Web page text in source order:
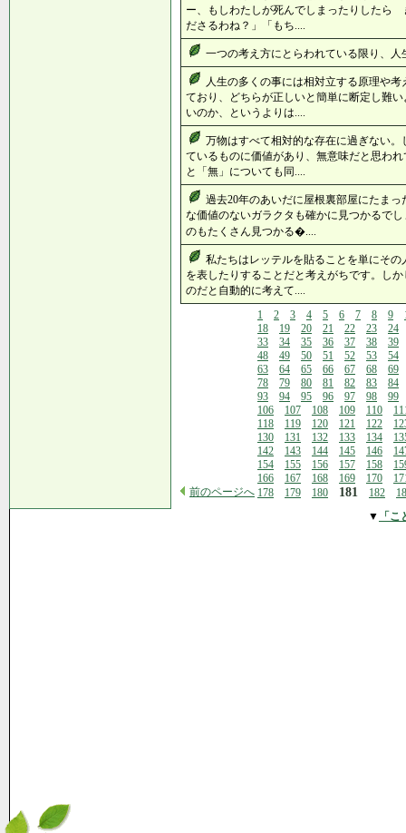
ー、もしわたしが死んでしまったりしたら
ださるわね？」「もち....
一つの考え方にとらわれている限り、
人生の多くの事には相対立する原理や
ており、どちらが正しいと簡単に断定し難
いのか、というよりは....
万物はすべて相対的な存在に過ぎない
ているものに価値があり、無意味だと思わ
と「無」についても同....
過去20年のあいだに屋根裏部屋にたま
な価値のないガラクタも確かに見つかるで
のもたくさん見つかる�....
私たちはレッテルを貼ることを単にそ
を表したりすることだと考えがちです。し
のだと自動的に考えて....
前のページへ
1 2 3 4 5 6 7 8 9
18
19 20 21 22 23
24
33
34 35 36 37 38
39
48
49 50 51 52 53
54
63
64 65 66 67 68
69
78
79 80 81 82 83
84
93
94 95 96 97 98
99
106
107 108 109 110
118
119 120 121 122
130
131 132 133 134
142
143 144 145 146
154
155 156 157 158
166
167 168 169 170
178
179 180 181 182
▼
「